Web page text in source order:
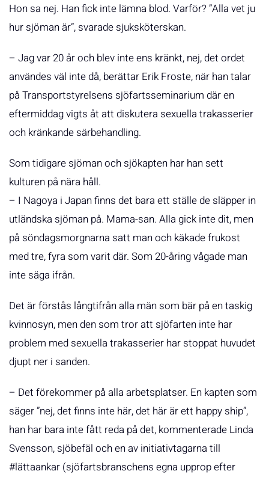
Hon sa nej. Han fick inte lämna blod. Varför? ”Alla vet ju
hur sjöman är”, svarade sjuksköterskan.
– Jag var 20 år och blev inte ens kränkt, nej, det ordet
användes väl inte då, berättar Erik Froste, när han talar
på Transportstyrelsens sjöfartsseminarium där en
eftermiddag vigts åt att diskutera sexuella trakasserier
och kränkande särbehandling.
Som tidigare sjöman och sjökapten har han sett
kulturen på nära håll.
– I Nagoya i Japan finns det bara ett ställe de släpper in
utländska sjöman på. Mama-san. Alla gick inte dit, men
på söndagsmorgnarna satt man och käkade frukost
med tre, fyra som varit där. Som 20-åring vågade man
inte säga ifrån.
Det är förstås långtifrån alla män som bär på en taskig
kvinnosyn, men den som tror att sjöfarten inte har
problem med sexuella trakasserier har stoppat huvudet
djupt ner i sanden.
– Det förekommer på alla arbetsplatser. En kapten som
säger ”nej, det finns inte här, det här är ett happy ship”,
han har bara inte fått reda på det, kommenterade Linda
Svensson, sjöbefäl och en av initiativtagarna till
#lättaankar (sjöfartsbranschens egna upprop efter